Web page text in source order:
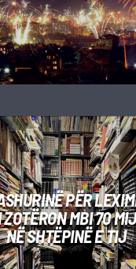
PËR
MBI 70
NË SHTËPINË E TIJ